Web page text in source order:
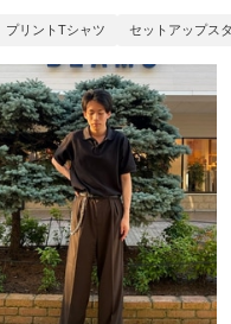
プリントTシャツ セットアップス